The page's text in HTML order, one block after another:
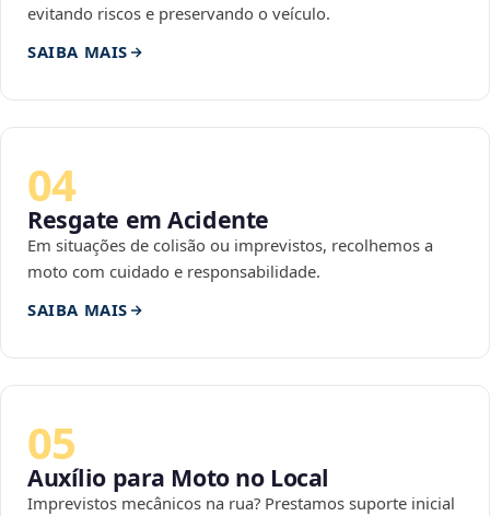
evitando riscos e preservando o veículo.
SAIBA MAIS
04
Resgate em Acidente
Em situações de colisão ou imprevistos, recolhemos a
moto com cuidado e responsabilidade.
SAIBA MAIS
05
Auxílio para Moto no Local
Imprevistos mecânicos na rua? Prestamos suporte inicial